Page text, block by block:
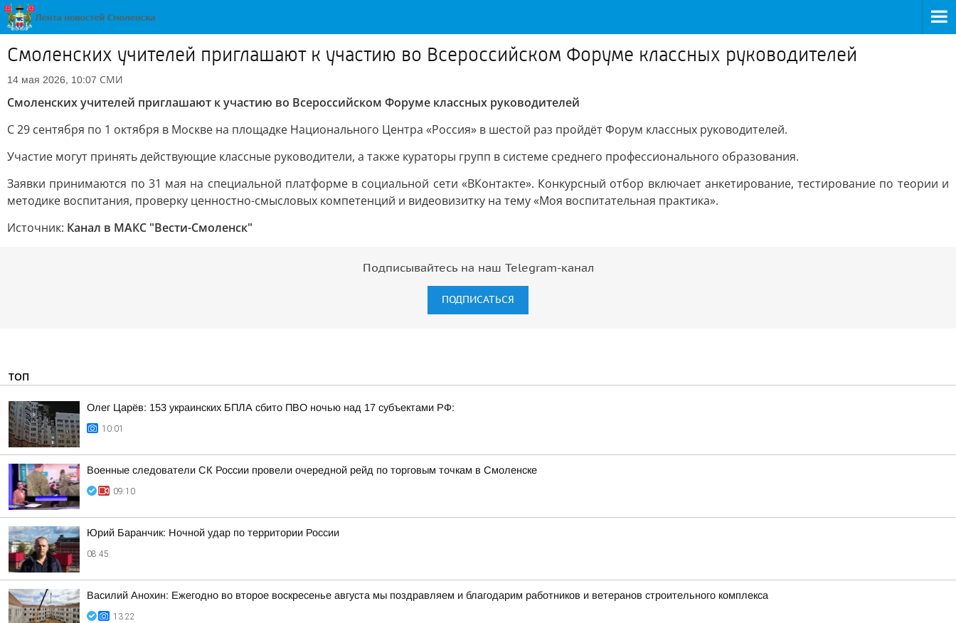
Смоленских учителей приглашают к участию во Всероссийском Форуме классных руководителей
14 мая 2026, 10:07 СМИ
Смоленских учителей приглашают к участию во Всероссийском Форуме классных руководителей
С 29 сентября по 1 октября в Москве на площадке Национального Центра «Россия» в шестой раз пройдёт Форум классных руководителей.
Участие могут принять действующие классные руководители, а также кураторы групп в системе среднего профессионального образования.
Заявки принимаются по 31 мая на специальной платформе в социальной сети «ВКонтакте». Конкурсный отбор включает анкетирование, тестирование по теории и
методике воспитания, проверку ценностно-смысловых компетенций и видеовизитку на тему «Моя воспитательная практика».
Источник: Канал в МАКС "Вести-Смоленск"
Подписывайтесь на наш Telegram-канал
ПОДПИСАТЬСЯ
ТОП
Олег Царёв: 153 украинских БПЛА сбито ПВО ночью над 17 субъектами РФ:
10:01
Военные следователи СК России провели очередной рейд по торговым точкам в Смоленске
09:10
Юрий Баранчик: Ночной удар по территории России
08:45
Василий Анохин: Ежегодно во второе воскресенье августа мы поздравляем и благодарим работников и ветеранов строительного комплекса
13:22